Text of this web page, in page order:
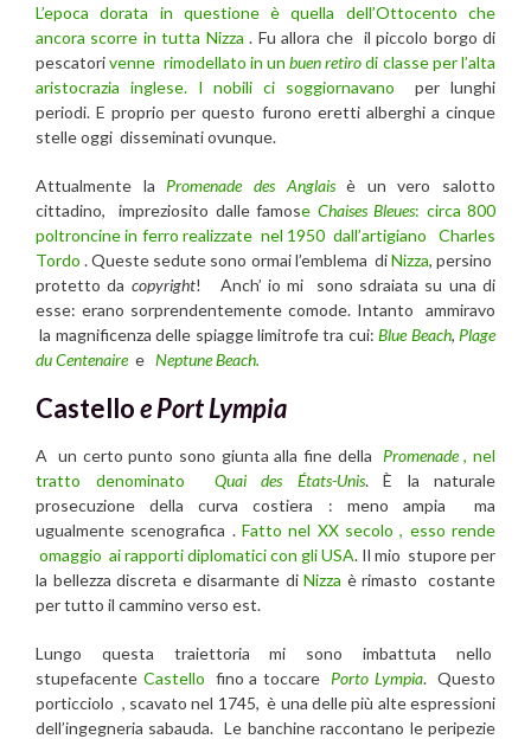
L’epoca dorata in questione è quella dell’Ottocento che
ancora scorre in tutta Nizza . Fu allora che il piccolo borgo di
pescatorivenne rimodellato in unbuen retirodi classe per l’alta
aristocrazia inglese. I nobili ci soggiornavano
per lunghi
periodi. E proprio per questo furono eretti alberghi a cinque
stelle oggi disseminati ovunque.
Attualmente la Promenade des Anglaisè un vero salotto
cittadino, impreziosito dalle famose Chaises Bleues: circa 800
poltroncine in ferro realizzate nel 1950 dall’artigiano
Charles
Tordo . Queste sedute sono ormai l’emblema diNizza, persino
protetto da copyright! Anch’ io mi sono sdraiata su una di
esse: erano sorprendentemente comode. Intanto ammiravo
la magnificenza delle spiagge limitrofe tra cui:Blue Beach, Plage
du Centenairee Neptune Beach.
Castelloe Port Lympia
A un certo punto sono giunta alla fine della Promenade, nel
tratto denominato Quai des États-Unis. È la naturale
prosecuzione della curva costiera : meno ampia ma
ugualmente scenografica . Fatto nel XX secolo , esso rende
omaggio ai rapporti diplomatici con gli USA. Il mio stupore per
la bellezza discreta e disarmante di Nizza è rimasto costante
per tutto il cammino verso est.
Lungo questa traiettoria mi sono imbattuta nello
stupefacente Castello fino a toccare Porto Lympia. Questo
porticciolo , scavato nel 1745, è una delle più alte espressioni
dell’ingegneria sabauda. Le banchine raccontano le peripezie